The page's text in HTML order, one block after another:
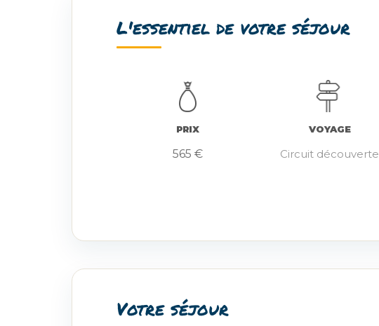
L'essentiel de votre séjour
PRIX
565 €
VOYAGE
Circuit découverte
Votre séjour